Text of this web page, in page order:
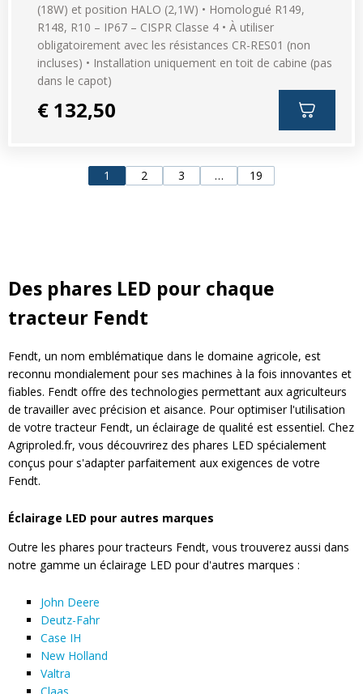
(18W) et position HALO (2,1W) • Homologué R149,
R148, R10 – IP67 – CISPR Classe 4 • À utiliser
obligatoirement avec les résistances CR-RES01 (non
incluses) • Installation uniquement en toit de cabine (pas
dans le capot)
€ 132,50
1 2 3 … 19
Des phares LED pour chaque
tracteur Fendt
Fendt, un nom emblématique dans le domaine agricole, est
reconnu mondialement pour ses machines à la fois innovantes et
fiables. Fendt offre des technologies permettant aux agriculteurs
de travailler avec précision et aisance. Pour optimiser l'utilisation
de votre tracteur Fendt, un éclairage de qualité est essentiel. Chez
Agriproled.fr, vous découvrirez des phares LED spécialement
conçus pour s'adapter parfaitement aux exigences de votre
Fendt.
Éclairage LED pour autres marques
Outre les phares pour tracteurs Fendt, vous trouverez aussi dans
notre gamme un éclairage LED pour d'autres marques :
John Deere
Deutz-Fahr
Case IH
New Holland
Valtra